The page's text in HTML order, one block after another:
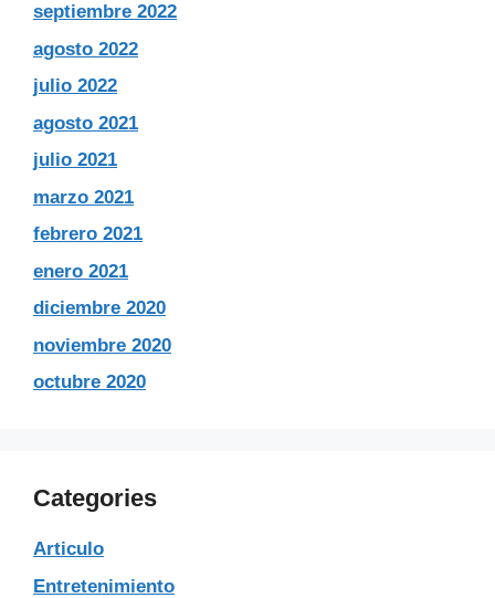
septiembre 2022
agosto 2022
julio 2022
agosto 2021
julio 2021
marzo 2021
febrero 2021
enero 2021
diciembre 2020
noviembre 2020
octubre 2020
Categories
Articulo
Entretenimiento